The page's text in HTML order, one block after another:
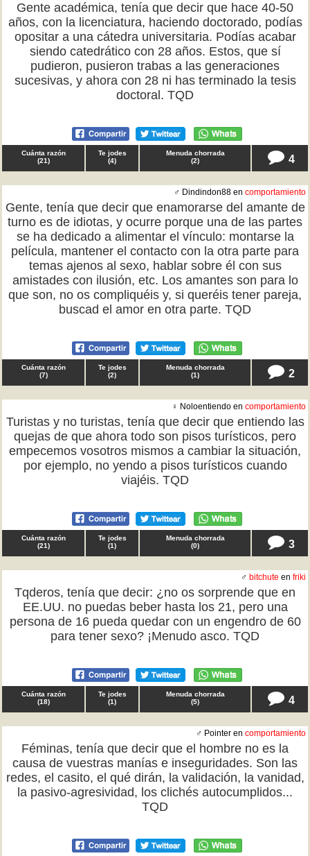
Gente académica, tenía que decir que hace 40-50
años, con la licenciatura, haciendo doctorado, podías
opositar a una cátedra universitaria. Podías acabar
siendo catedrático con 28 años. Estos, que sí
pudieron, pusieron trabas a las generaciones
sucesivas, y ahora con 28 ni has terminado la tesis
doctoral. TQD
Cuánta razón
(21)
Te jodes
(4)
Menuda chorrada
(2) 4
♂ Dindindon88 en comportamiento
Gente, tenía que decir que enamorarse del amante de
turno es de idiotas, y ocurre porque una de las partes
se ha dedicado a alimentar el vínculo: montarse la
película, mantener el contacto con la otra parte para
temas ajenos al sexo, hablar sobre él con sus
amistades con ilusión, etc. Los amantes son para lo
que son, no os compliquéis y, si queréis tener pareja,
buscad el amor en otra parte. TQD
Cuánta razón
(7)
Te jodes
(2)
Menuda chorrada
(1) 2
♀ Noloentiendo en comportamiento
Turistas y no turistas, tenía que decir que entiendo las
quejas de que ahora todo son pisos turísticos, pero
empecemos vosotros mismos a cambiar la situación,
por ejemplo, no yendo a pisos turísticos cuando
viajéis. TQD
Cuánta razón
(21)
Te jodes
(1)
Menuda chorrada
(0) 3
♂ bitchute en friki
Tqderos, tenía que decir: ¿no os sorprende que en
EE.UU. no puedas beber hasta los 21, pero una
persona de 16 pueda quedar con un engendro de 60
para tener sexo? ¡Menudo asco. TQD
Cuánta razón
(18)
Te jodes
(1)
Menuda chorrada
(5) 4
♂ Pointer en comportamiento
Féminas, tenía que decir que el hombre no es la
causa de vuestras manías e inseguridades. Son las
redes, el casito, el qué dirán, la validación, la vanidad,
la pasivo-agresividad, los clichés autocumplidos...
TQD